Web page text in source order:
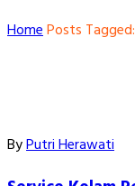
HomePosts
ByPutri Herawati